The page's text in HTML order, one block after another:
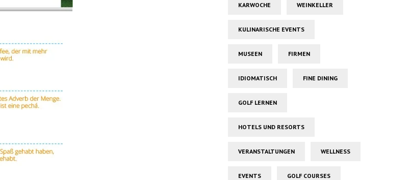
KARWOCHE WEINKELLER
KULINARISCHE EVENTS
MUSEEN FIRMEN
IDIOMATISCH FINE DINING
GOLF LERNEN
HOTELS UND RESORTS
VERANSTALTUNGEN WELLNESS
EVENTS GOLF COURSES